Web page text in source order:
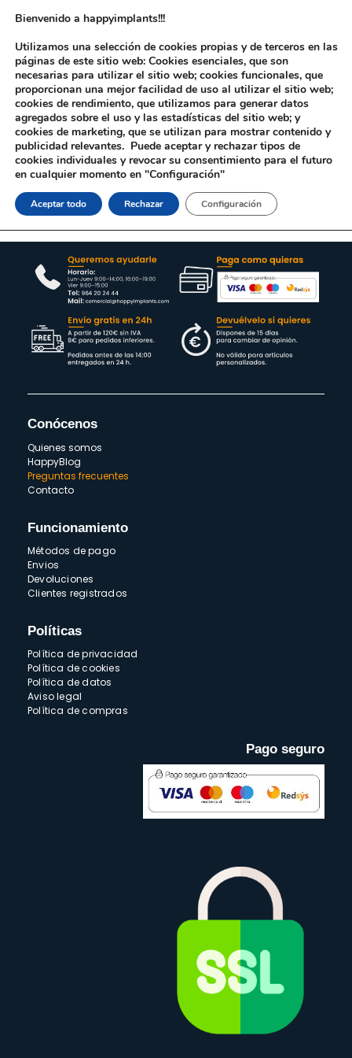
Inicio/ Productos etiquetados “VALO GRAND PROXI CURE BALL LENS”
Lo sentimos no hemos encontrado productos asociados a tu
Conócenos
Quienes somos
HappyBlog
Preguntas frecuentes
Contacto
Funcionamiento
Métodos de pago
Envios
Devoluciones
Clientes registrados
Políticas
Política de privacidad
Política de cookies
Política de datos
Aviso legal
Política de compras
Pago seguro
Bienvenido a happyimplants!!!
Utilizamos una selección de cookies propias y de terceros en las
páginas de este sitio web: Cookies esenciales, que son
necesarias para utilizar el sitio web; cookies funcionales, que
proporcionan una mejor facilidad de uso al utilizar el sitio web;
cookies de rendimiento, que utilizamos para generar datos
agregados sobre el uso y las estadísticas del sitio web; y
cookies de marketing, que se utilizan para mostrar contenido y
publicidad relevantes. Puede aceptar y rechazar tipos de
cookies individuales y revocar su consentimiento para el futuro
en cualquier momento en "Configuración"
Aceptar todo Rechazar Configuración